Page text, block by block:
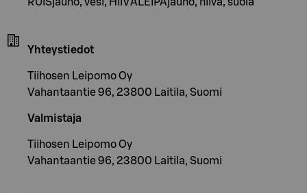
Yhteystiedot
Tiihosen Leipomo Oy
Vahantaantie 96, 23800 Laitila, Suomi
Valmistaja
Tiihosen Leipomo Oy
Vahantaantie 96, 23800 Laitila, Suomi